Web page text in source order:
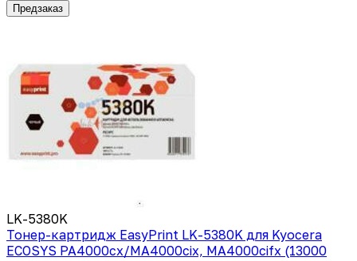
Предзаказ
LK-5380K
Тонер-картридж EasyPrint LK-5380K для Kyocera
ECOSYS PA4000cx/MA4000cix, MA4000cifx (13000